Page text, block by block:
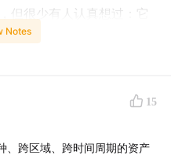
但很少有人认真想过：它
演什么角色。
是什么？它为什么会存
落在谁身上？以及，更重
样的人其实不必考虑。
Notes
15
、跨区域、跨时间周期的资产